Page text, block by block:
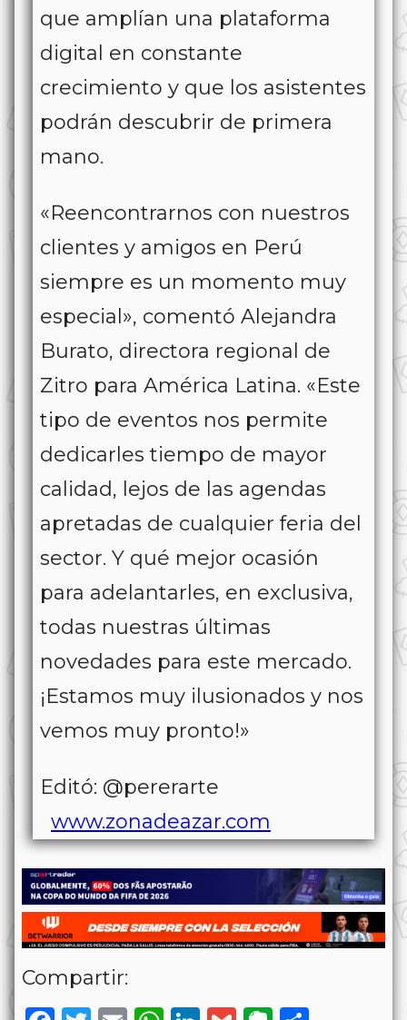
que amplían una plataforma
digital en constante
crecimiento y que los asistentes
podrán descubrir de primera
mano.
«Reencontrarnos con nuestros
clientes y amigos en Perú
siempre es un momento muy
especial», comentó Alejandra
Burato, directora regional de
Zitro para América Latina. «Este
tipo de eventos nos permite
dedicarles tiempo de mayor
calidad, lejos de las agendas
apretadas de cualquier feria del
sector. Y qué mejor ocasión
para adelantarles, en exclusiva,
todas nuestras últimas
novedades para este mercado.
¡Estamos muy ilusionados y nos
vemos muy pronto!»
Editó: @pererarte
www.zonadeazar.com
Compartir: